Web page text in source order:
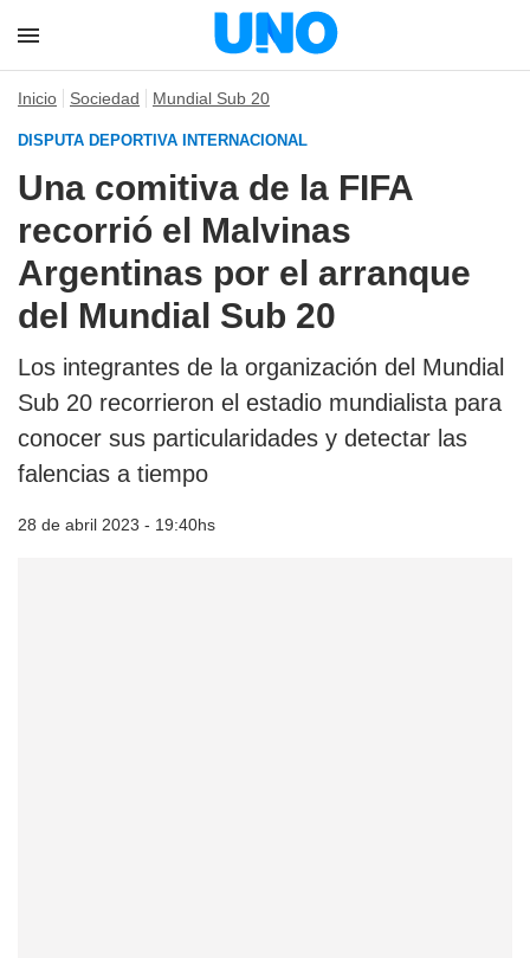
Inicio Sociedad Mundial Sub 20
DISPUTA DEPORTIVA INTERNACIONAL
Una comitiva de la FIFA
recorrió el Malvinas
Argentinas por el arranque
del Mundial Sub 20
Los integrantes de la organización del Mundial
Sub 20 recorrieron el estadio mundialista para
conocer sus particularidades y detectar las
falencias a tiempo
28 de abril 2023 - 19:40hs